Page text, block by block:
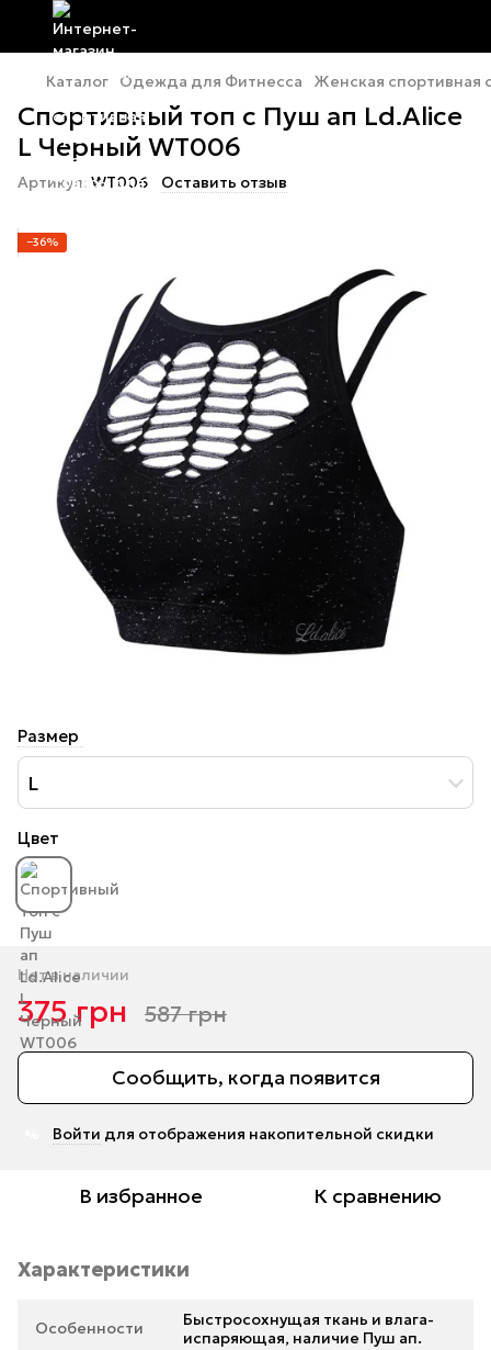
Каталог Одежда для Фитнесса Женская спортивная
Спортивный топ с Пуш ап Ld.Alice
L Черный WT006
Артикул: WT006 Оставить отзыв
−36%
Размер
L
Цвет
Нет в наличии
375 грн 587 грн
Сообщить, когда появится
Войти для отображения накопительной скидки
В избранное К сравнению
Характеристики
Особенности
Быстросохнущая ткань и влага-
испаряющая, наличие Пуш ап.